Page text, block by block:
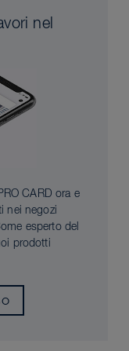
nel
CARD ora e
nei negozi
esperto del
prodotti